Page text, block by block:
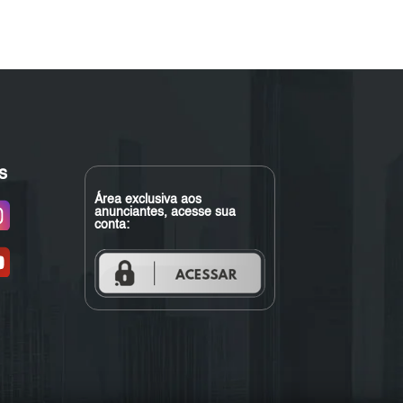
Área exclusiva aos
anunciantes, acesse sua
conta: